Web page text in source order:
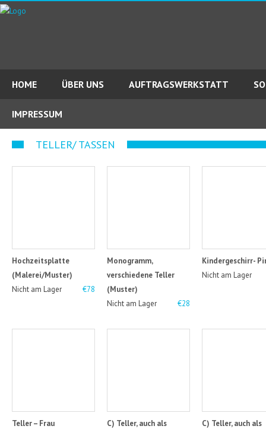
HOME ÜBER UNS AUFTRAGSWERKSTATT
IMPRESSUM
TELLER/ TASSEN
Hochzeitsplatte
(Malerei/Muster)
€78
Nicht am Lager
Monogramm,
verschiedene Teller
(Muster)
€28
Nicht am Lager
Kindergeschirr-
Nicht am Lager
Teller – Frau
C) Teller, auch als
C) Teller, auch als